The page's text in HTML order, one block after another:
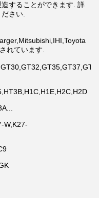
することができます. 詳
さい.
れています.
W,K27-